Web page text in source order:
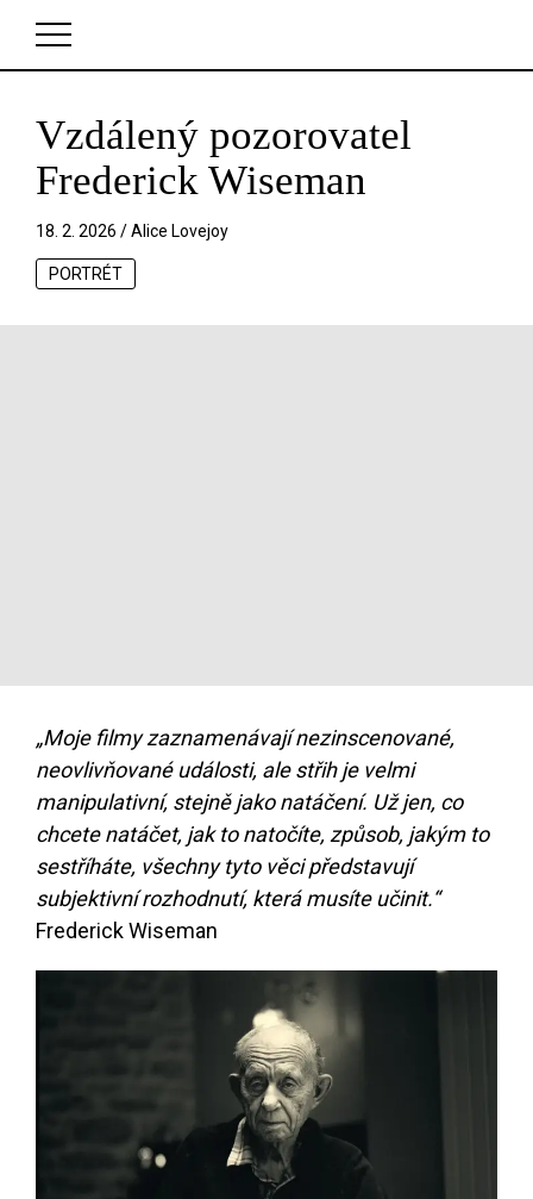
V košíku zatím nemáte žádné položky.
Vzdálený pozorovatel
Frederick Wiseman
18. 2. 2026 /Alice Lovejoy
PORTRÉT
„Moje filmy zaznamenávají nezinscenované,
neovlivňované události, ale střih je velmi
manipulativní, stejně jako natáčení. Už jen, co
chcete natáčet, jak to natočíte, způsob, jakým to
sestříháte, všechny tyto věci představují
subjektivní rozhodnutí, která musíte učinit.“
Frederick Wiseman